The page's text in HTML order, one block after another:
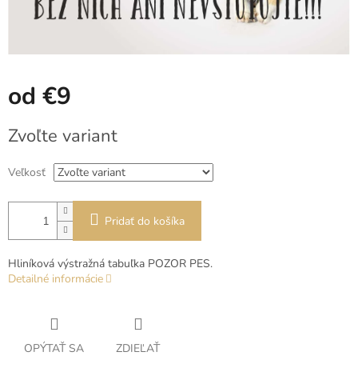
od €9
cena:
Zvoľte variant
Veľkosť
Pridať do košíka
Hliníková výstražná tabuľka POZOR PES.
Detailné informácie
OPÝTAŤ SA ZDIEĽAŤ